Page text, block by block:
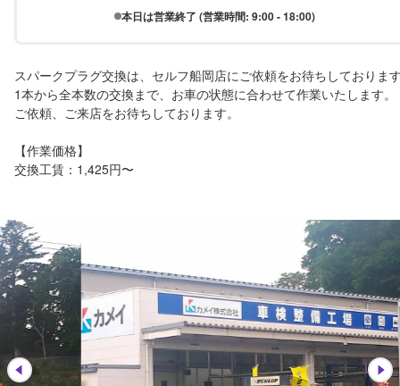
本日は営業終了 (営業時間: 9:00 - 18:00)
スパークプラグ交換は、セルフ船岡店にご依頼をお待ちしておりま
1本から全本数の交換まで、お車の状態に合わせて作業いたします。
ご依頼、ご来店をお待ちしております。
【作業価格】
交換工賃：1,425円〜